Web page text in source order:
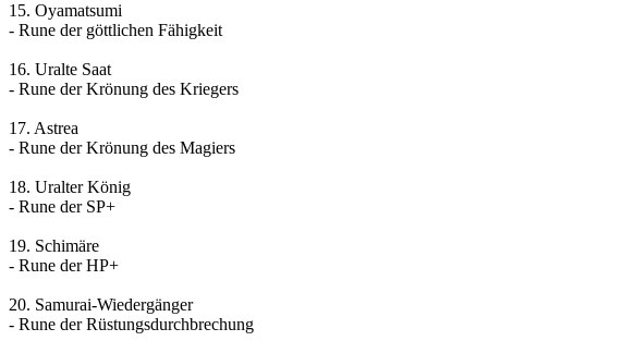
15. Oyamatsumi
- Rune der göttlichen Fähigkeit
16. Uralte Saat
- Rune der Krönung des Kriegers
17. Astrea
- Rune der Krönung des Magiers
18. Uralter König
- Rune der SP+
19. Schimäre
- Rune der HP+
20. Samurai-Wiedergänger
- Rune der Rüstungsdurchbrechung